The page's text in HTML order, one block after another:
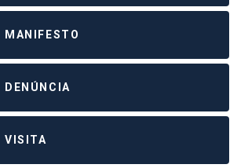
MANIFESTO
DENÚNCIA
VISITA